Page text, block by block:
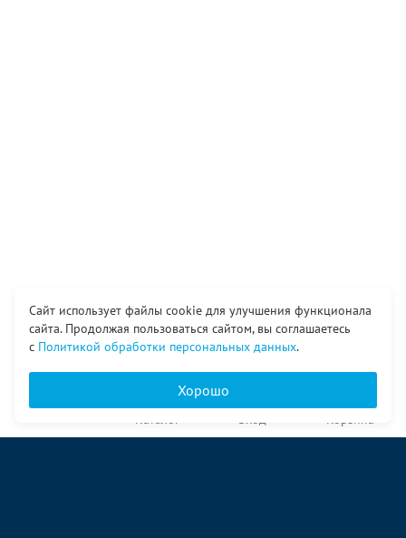
Сайт использует файлы cookie для улучшения функционала
сайта. Продолжая пользоваться сайтом, вы соглашаетесь
с Политикой обработки персональных данных.
Хорошо